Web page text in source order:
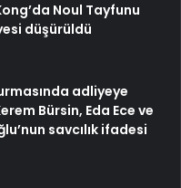
Noul Tayfunu
düşürüldü
adliyeye
Bürsin, Eda Ece ve
savcılık ifadesi